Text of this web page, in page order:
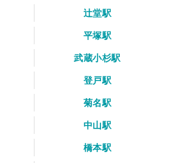
辻堂駅
平塚駅
武蔵小杉駅
登戸駅
菊名駅
中山駅
橋本駅